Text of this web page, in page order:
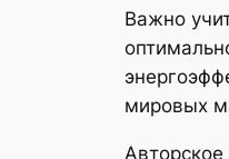
Важно
мировых